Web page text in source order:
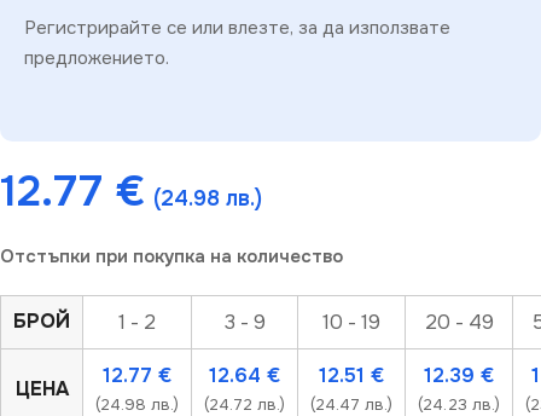
Регистрирайте се или влезте, за да използвате
предложението.
12.77 € (24.98 лв.)
Отстъпки при покупка на количество
БРОЙ 1 - 2 3 - 9 10 - 19 20 - 49
ЦЕНА
12.77 €
(24.98 лв.)
12.64 €
(24.72 лв.)
12.51 €
(24.47 лв.)
12.39 €
(24.23 лв.)